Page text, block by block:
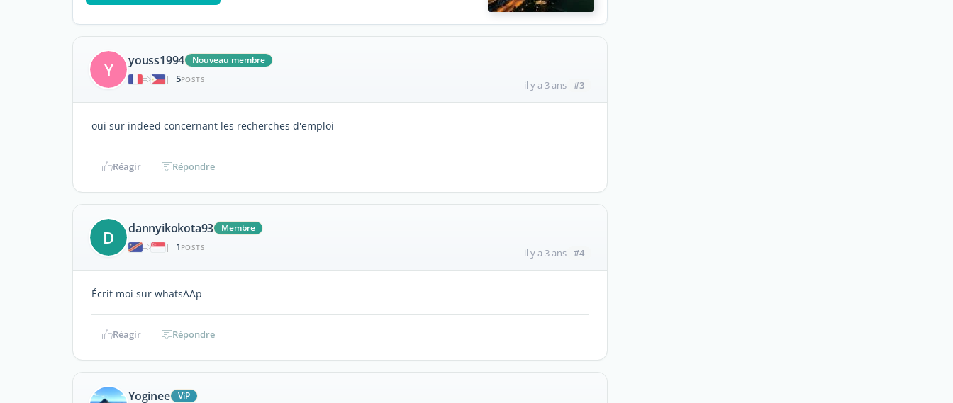
Y youss1994
Nouveau membre
|
5POSTS il y a 3 ans #3
oui sur indeed concernant les recherches d'emploi
Réagir Répondre
D dannyikokota93
Membre
|
1 POSTS il y a 3 ans #4
Écrit moi sur whatsAAp
Réagir Répondre
Yoginee
ViP